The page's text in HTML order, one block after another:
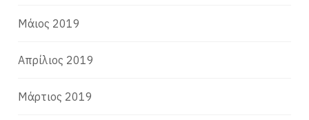
Μάιος 2019
Απρίλιος 2019
Μάρτιος 2019